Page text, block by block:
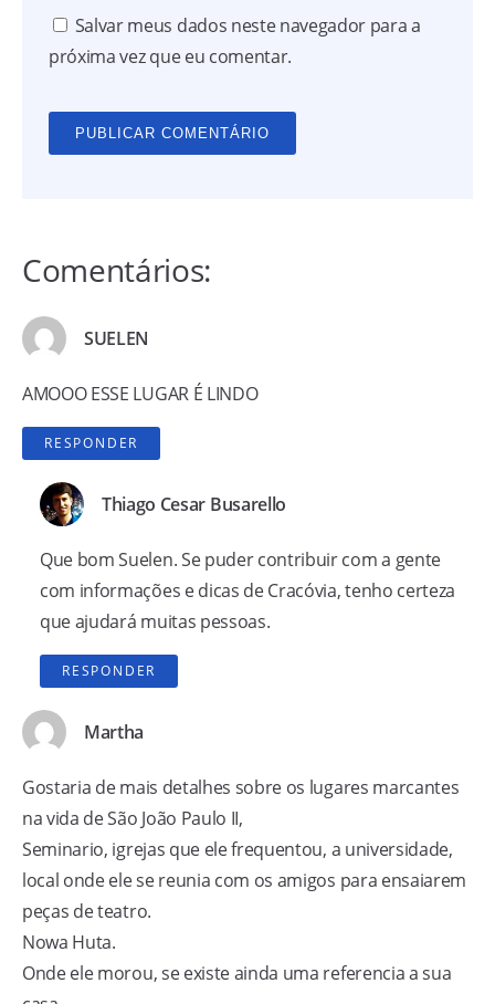
Salvar meus dados neste navegador para a
próxima vez que eu comentar.
Comentários:
SUELEN
AMOOO ESSE LUGAR É LINDO
RESPONDER
Thiago Cesar Busarello
Que bom Suelen. Se puder contribuir com a gente
com informações e dicas de Cracóvia, tenho certeza
que ajudará muitas pessoas.
RESPONDER
Martha
Gostaria de mais detalhes sobre os lugares marcantes
na vida de São João Paulo II,
Seminario, igrejas que ele frequentou, a universidade,
local onde ele se reunia com os amigos para ensaiarem
peças de teatro.
Nowa Huta.
Onde ele morou, se existe ainda uma referencia a sua